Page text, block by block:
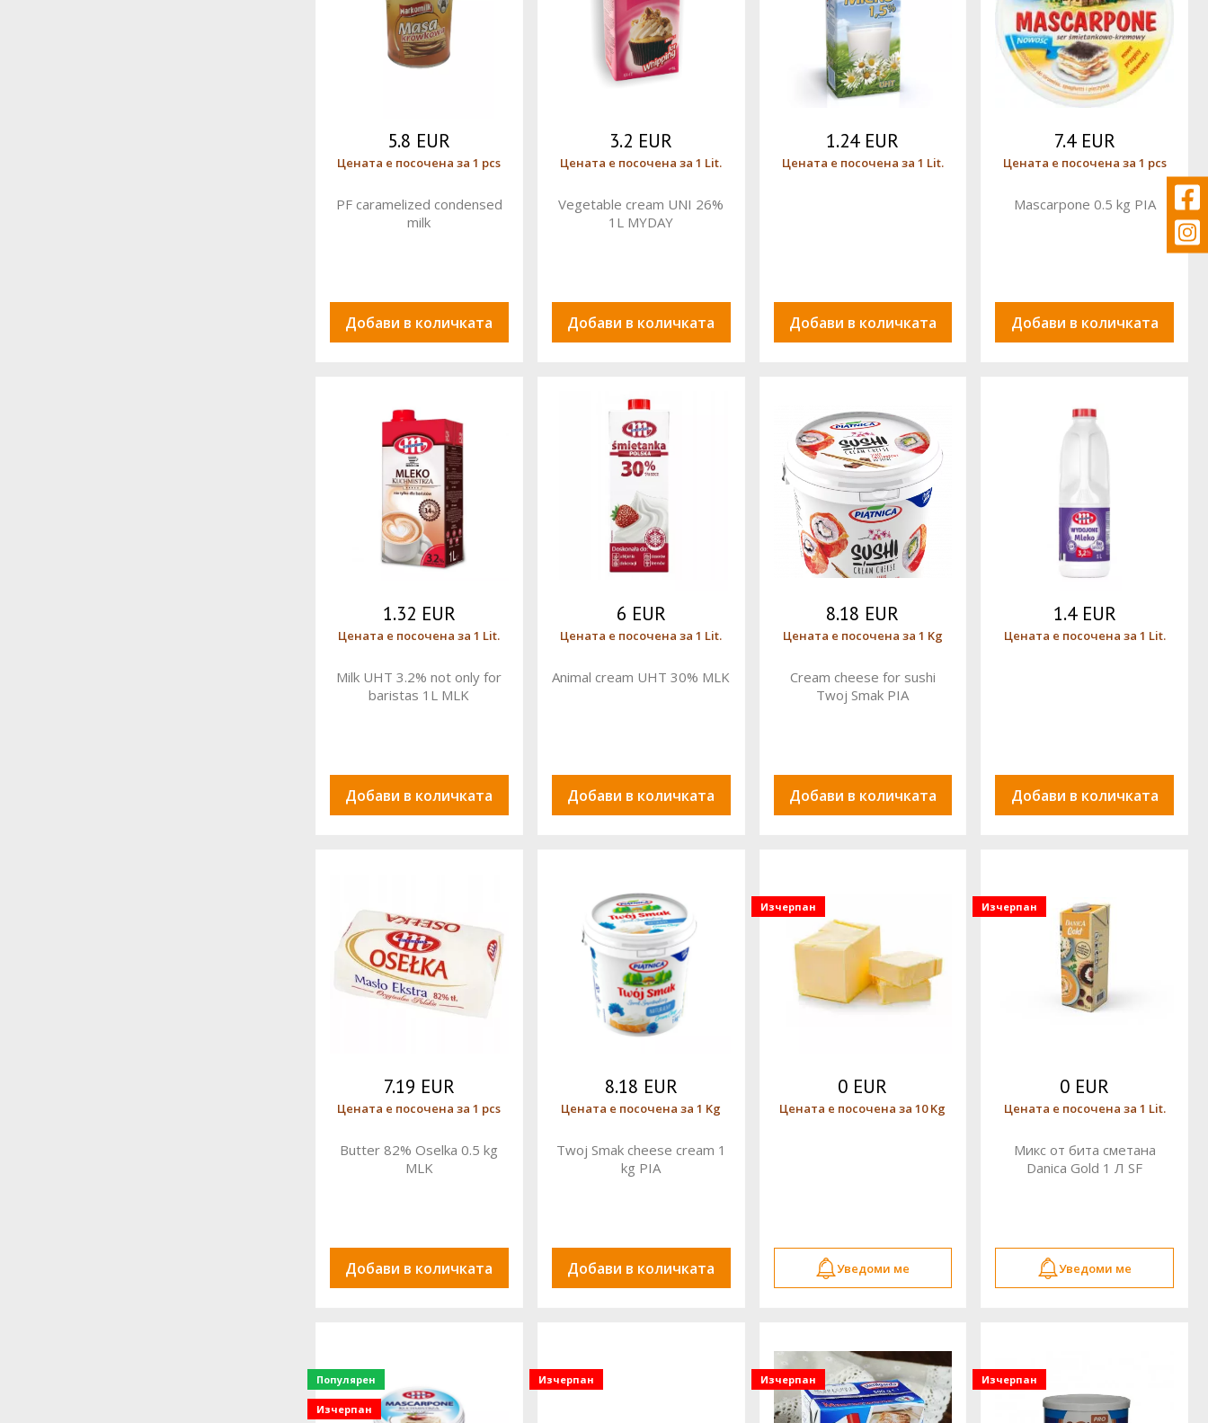
5.8 EUR
Цената е посочена за 1 pcs
PF caramelized condensed
milk
Добави в количката
3.2 EUR
Цената е посочена за 1 Lit.
Vegetable cream UNI 26%
1L MYDAY
Добави в количката
1.24 EUR
Цената е посочена за 1 Lit.
Добави в количката
7.4 EUR
Цената е посочена за 1 pcs
Mascarpone 0.5 kg PIA
Добави в количката
1.32 EUR
Цената е посочена за 1 Lit.
Milk UHT 3.2% not only for
baristas 1L MLK
Добави в количката
6 EUR
Цената е посочена за 1 Lit.
Animal cream UHT 30% MLK
Добави в количката
8.18 EUR
Цената е посочена за 1 Kg
Cream cheese for sushi
Twoj Smak PIA
Добави в количката
1.4 EUR
Цената е посочена за 1 Lit.
Добави в количката
7.19 EUR
Цената е посочена за 1 pcs
Butter 82% Oselka 0.5 kg
MLK
Добави в количката
8.18 EUR
Цената е посочена за 1 Kg
Twoj Smak cheese cream 1
kg PIA
Добави в количката
Изчерпан
0 EUR
Цената е посочена за 10 Kg
Уведоми ме
Изчерпан
0 EUR
Цената е посочена за 1 Lit.
Микс от бита сметана
Danica Gold 1 Л SF
Уведоми ме
Популярен
Изчерпан
Изчерпан Изчерпан Изчерпан